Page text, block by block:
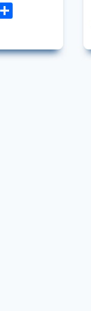
Share